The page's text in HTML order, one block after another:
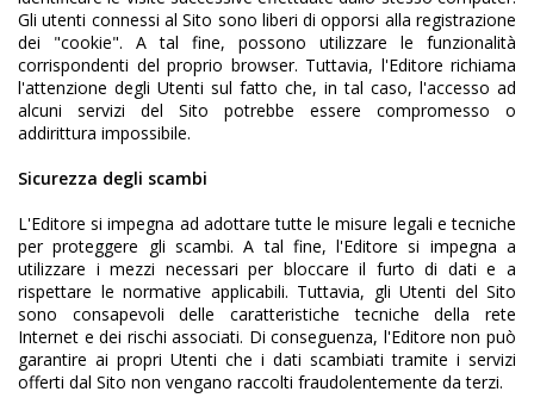
Gli utenti connessi al Sito sono liberi di opporsi alla registrazione
dei "cookie". A tal fine, possono utilizzare le funzionalità
corrispondenti del proprio browser. Tuttavia, l'Editore richiama
l'attenzione degli Utenti sul fatto che, in tal caso, l'accesso ad
alcuni servizi del Sito potrebbe essere compromesso o
addirittura impossibile.
Sicurezza degli scambi
L'Editore si impegna ad adottare tutte le misure legali e tecniche
per proteggere gli scambi. A tal fine, l'Editore si impegna a
utilizzare i mezzi necessari per bloccare il furto di dati e a
rispettare le normative applicabili. Tuttavia, gli Utenti del Sito
sono consapevoli delle caratteristiche tecniche della rete
Internet e dei rischi associati. Di conseguenza, l'Editore non può
garantire ai propri Utenti che i dati scambiati tramite i servizi
offerti dal Sito non vengano raccolti fraudolentemente da terzi.